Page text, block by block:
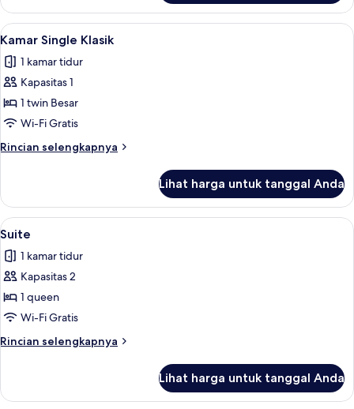
Kamar
Comfort
Lihat
semua
foto
untuk
Kamar
Single
Klasik
Televisi 43-inci dengan saluran TV
14
Kamar Single Klasik
1 kamar tidur
Kapasitas 1
1 twin Besar
Wi-Fi Gratis
Rincian selengkapnya
Rincian
Kamar
Single
Klasik
Lihat harga untuk tanggal Anda
Lihat
semua
foto
untuk
Suite
Suite | Seprai premium, bantalan
16
Suite
1 kamar tidur
Kapasitas 2
1 queen
Wi-Fi Gratis
Rincian selengkapnya
Rincian
Suite
Lihat harga untuk tanggal Anda